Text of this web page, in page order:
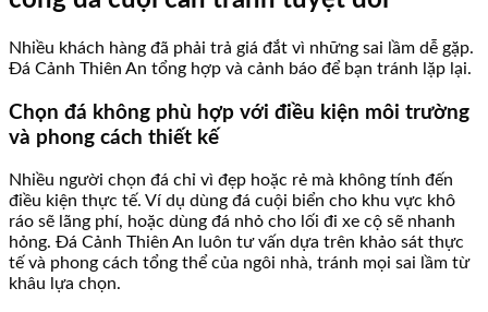
Nhiều khách hàng đã phải trả giá đắt vì những sai lầm dễ gặp.
Đá Cảnh Thiên An tổng hợp và cảnh báo để bạn tránh lặp lại.
Chọn đá không phù hợp với điều kiện môi trường
và phong cách thiết kế
Nhiều người chọn đá chỉ vì đẹp hoặc rẻ mà không tính đến
điều kiện thực tế. Ví dụ dùng đá cuội biển cho khu vực khô
ráo sẽ lãng phí, hoặc dùng đá nhỏ cho lối đi xe cộ sẽ nhanh
hỏng. Đá Cảnh Thiên An luôn tư vấn dựa trên khảo sát thực
tế và phong cách tổng thể của ngôi nhà, tránh mọi sai lầm từ
khâu lựa chọn.